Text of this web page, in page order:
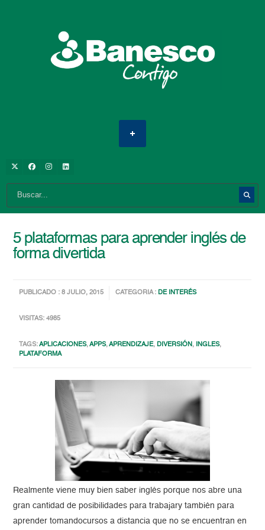
5 plataformas para aprender inglés de
forma divertida
PUBLICADO : 8 JULIO, 2015 CATEGORIA :DE INTERÉS
VISITAS: 4985
TAGS:APLICACIONES,APPS,APRENDIZAJE,DIVERSIÓN, INGLES,
PLATAFORMA
Realmente viene muy bien saber inglés porque nos abre una
gran cantidad de posibilidades para trabajary también para
aprender tomandocursos a distancia que no se encuentran en